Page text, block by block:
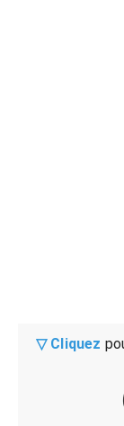
▽ Cliquez